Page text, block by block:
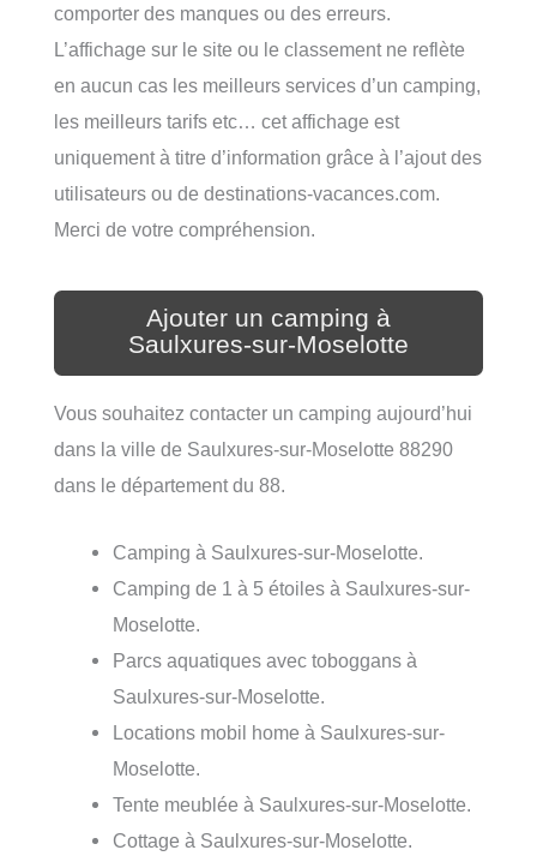
comporter des manques ou des erreurs.
L’affichage sur le site ou le classement ne reflète
en aucun cas les meilleurs services d’un camping,
les meilleurs tarifs etc… cet affichage est
uniquement à titre d’information grâce à l’ajout des
utilisateurs ou de destinations-vacances.com.
Merci de votre compréhension.
Ajouter un camping à
Saulxures-sur-Moselotte
Vous souhaitez contacter un camping aujourd’hui
dans la ville de Saulxures-sur-Moselotte 88290
dans le département du 88.
Camping à Saulxures-sur-Moselotte.
Camping de 1 à 5 étoiles à Saulxures-sur-
Moselotte.
Parcs aquatiques avec toboggans à
Saulxures-sur-Moselotte.
Locations mobil home à Saulxures-sur-
Moselotte.
Tente meublée à Saulxures-sur-Moselotte.
Cottage à Saulxures-sur-Moselotte.